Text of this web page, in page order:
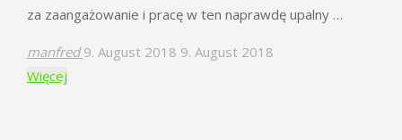
za zaangażowanie i pracę w ten naprawdę upalny …
manfred 9. August 2018 9. August 2018
Więcej"Pierwsza